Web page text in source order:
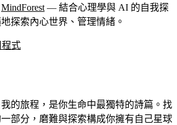
MindForest— 結合心理學與 AI 的自我探
探索內心世界、管理情緒。
程式
的旅程，是你生命中最獨特的詩篇。找
部分，磨難與探索構成你擁有自己星球